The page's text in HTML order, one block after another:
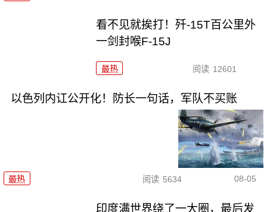
看不见就挨打！歼-15T百公里外
一剑封喉F-15J
最热 阅读 12601
以色列内讧公开化！防长一句话，军队不买账
最热 阅读 5634 08-05
印度满世界绕了一大圈，最后发